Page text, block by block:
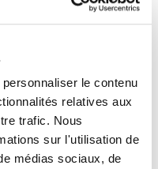
le contenu
relatives aux
trafic. Nous
sur l'utilisation de
médias sociaux, de
Chériaux,
Présent au sein
contribué à
en Languedoc-
avec